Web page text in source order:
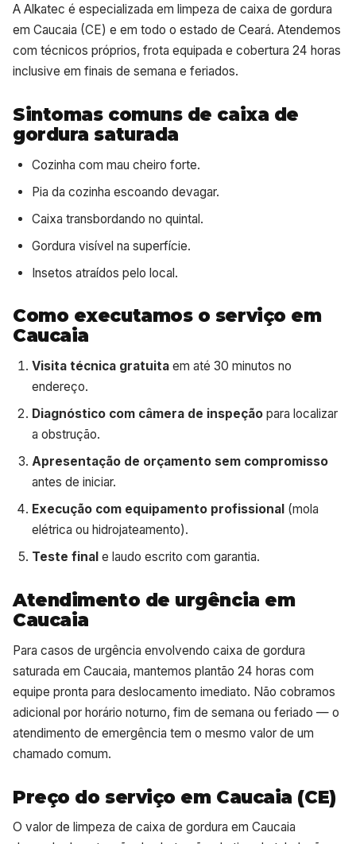
A Alkatec é especializada em limpeza de caixa de gordura
em Caucaia (CE) e em todo o estado de Ceará. Atendemos
com técnicos próprios, frota equipada e cobertura 24 horas
inclusive em finais de semana e feriados.
Sintomas comuns de caixa de
gordura saturada
Cozinha com mau cheiro forte.
Pia da cozinha escoando devagar.
Caixa transbordando no quintal.
Gordura visível na superfície.
Insetos atraídos pelo local.
Como executamos o serviço em
Caucaia
Visita técnica gratuita em até 30 minutos no
endereço.
Diagnóstico com câmera de inspeção para localizar
a obstrução.
Apresentação de orçamento sem compromisso
antes de iniciar.
Execução com equipamento profissional (mola
elétrica ou hidrojateamento).
Teste final e laudo escrito com garantia.
Atendimento de urgência em
Caucaia
Para casos de urgência envolvendo caixa de gordura
saturada em Caucaia, mantemos plantão 24 horas com
equipe pronta para deslocamento imediato. Não cobramos
adicional por horário noturno, fim de semana ou feriado — o
atendimento de emergência tem o mesmo valor de um
chamado comum.
Preço do serviço em Caucaia (CE)
O valor de limpeza de caixa de gordura em Caucaia